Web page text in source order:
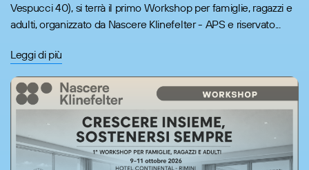
Vespucci 40), si terrà il primo Workshop per famiglie, ragazzi e
adulti, organizzato da Nascere Klinefelter - APS e riservato...
Leggi di più